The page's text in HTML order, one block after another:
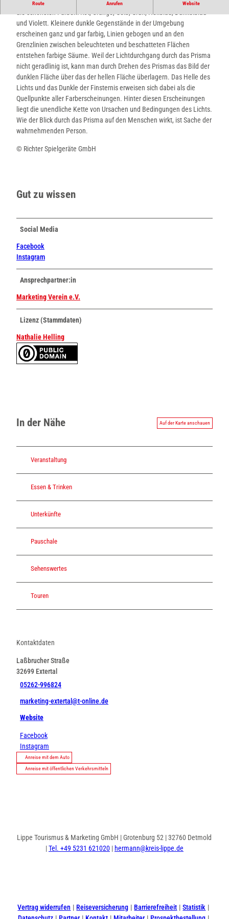
Route Anrufen Website
und Violett. Kleinere dunkle Gegenstände in der Umgebung
erscheinen ganz und gar farbig, Linien gebogen und an den
Grenzlinien zwischen beleuchteten und beschatteten Flächen
entstehen farbige Säume. Weil der Lichtdurchgang durch das Prisma
nicht geradlinig ist, kann man durch Drehen des Prismas das Bild der
dunklen Fläche über das der hellen Fläche überlagern. Das Helle des
Lichts und das Dunkle der Finsternis erweisen sich dabei als die
Quellpunkte aller Farberscheinungen. Hinter diesen Erscheinungen
liegt die unendliche Kette von Ursachen und Bedingungen des Lichts.
Wie der Blick durch das Prisma auf den Menschen wirkt, ist Sache der
wahrnehmenden Person.
© Richter Spielgeräte GmbH
Gut zu wissen
Social Media
Facebook
Instagram
Ansprechpartner:in
Marketing Verein e.V.
Lizenz (Stammdaten)
Nathalie Helling
In der Nähe Auf der Karte anschauen
Veranstaltung
Essen & Trinken
Unterkünfte
Pauschale
Sehenswertes
Touren
Kontaktdaten
Laßbrucher Straße
32699 Extertal
05262-996824
marketing-extertal@t-online.de
Website
Facebook
Instagram
Anreise mit dem Auto
Anreise mit öffentlichen Verkehrsmitteln
Lippe Tourismus & Marketing GmbH | Grotenburg 52 | 32760 Detmold
|Tel. +49 5231 621020| hermann@kreis-lippe.de
t
e
Vertrag widerrufen Reiseversicherung Barrierefreiheit
Statistik